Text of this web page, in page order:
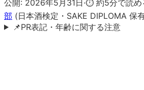
公開: 2026年5月31日·⏱ 約5分で読め
部 (日本酒検定・SAKE DIPLOMA 保
📌PR表記・年齢に関する注意